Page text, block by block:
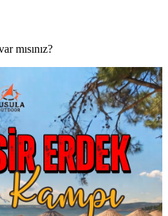
mısınız?